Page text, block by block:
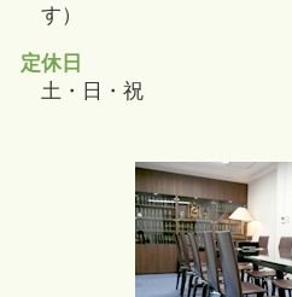
す）
定休日
土・日・祝